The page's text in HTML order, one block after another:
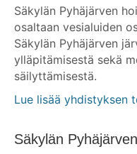
Säkylän Pyhäjärven
osaltaan vesialuiden
Säkylän Pyhäjärven
ylläpitämisestä sekä
säilyttämisestä.
Lue lisää yhdistyksen
Säkylän